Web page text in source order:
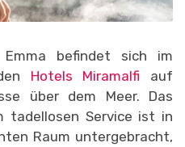
Emma befindet sich im
Hotels Miramalfi auf
über dem Meer. Das
tadellosen Service ist in
Raum untergebracht,